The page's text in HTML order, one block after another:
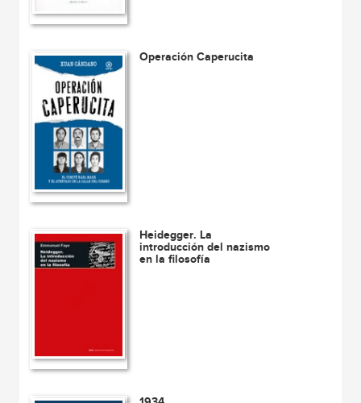
Operación Caperucita
Heidegger. La
introducción del nazismo
en la filosofía